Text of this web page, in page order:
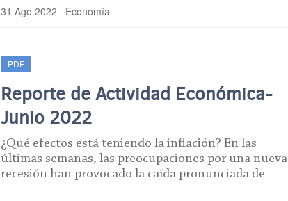
31 Ago 2022 Economía
PDF
Reporte de Actividad Económica-
Junio 2022
¿Qué efectos está teniendo la inflación? En las
últimas semanas, las preocupaciones por una nueva
recesión han provocado la caída pronunciada de